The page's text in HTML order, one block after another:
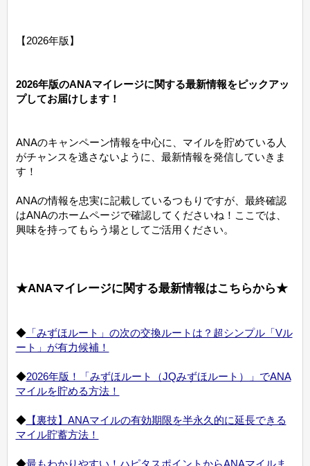
【2026年版】
2026年版のANAマイレージに関する最新情報をピックアッ
プしてお届けします！
ANAのキャンペーン情報を中心に、マイルを貯めている人
がチャンスを逃さないように、最新情報を発信していきま
す！
ANAの情報を忠実に記載しているつもりですが、最終確認
はANAのホームページで確認してくださいね！ここでは、
興味を持ってもらう場としてご活用ください。
★ANAマイレージに関する最新情報はこちらから★
◆「みずほルート」の次の交換ルートは？超シンプル「Vル
ート」が有力候補！
◆2026年版！「みずほルート（JQみずほルート）」でANA
マイルを貯める方法！
◆【裏技】ANAマイルの有効期限を半永久的に延長できる
マイル貯蓄方法！
◆最もわかりやすい！ハピタスポイントからANAマイルま